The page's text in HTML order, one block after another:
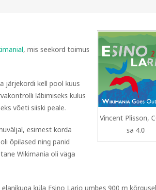
Vincent Plisson,
sa 4.0
, mis seekord toimus
järjekordi kell pool kuus
läbimiseks kulus
võeti siiski peale.
esimest korda
õpilased ning panid
Wikimania oli väga
küla Esino Lario umbes 900 m